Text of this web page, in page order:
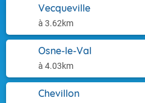
Vecqueville
à 3.62km
Osne-le-Val
à 4.03km
Chevillon